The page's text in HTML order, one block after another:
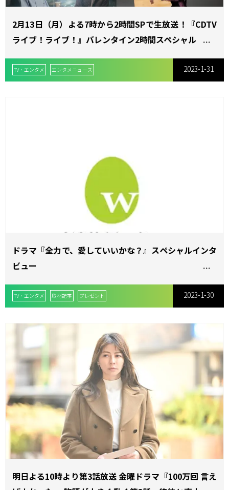
2月13日（月）よる7時から2時間SPで生放送！『CDTV
ライブ！ライブ！』バレンタイン2時間スペシャル
TV・エンタメ エンタメニュース 2023-1-31
ドラマ『全力で、愛していいかな？』スペシャルインタ
ビュー
TV・エンタメ 取材記事 プレゼント 2023-1-30
明日よる10時より第3話放送 金曜ドラマ『100万回 言え